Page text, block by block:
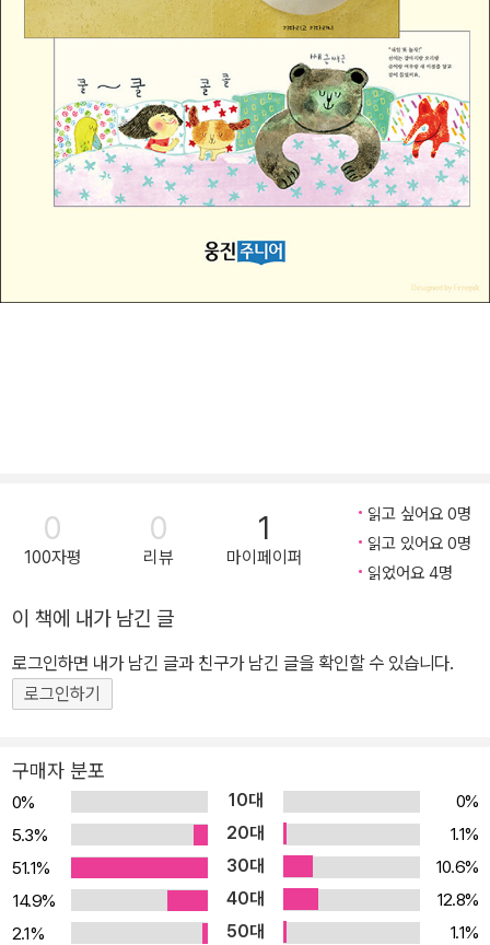
0
100자평
0
리뷰
1
마이페이퍼
읽고 싶어요 0명
읽고 있어요 0명
읽었어요 4명
이 책에 내가 남긴 글
로그인하면 내가 남긴 글과 친구가 남긴 글을 확인할 수 있습니다.
로그인하기
구매자 분포
0% 10대
0%
5.3%
20대
1.1%
51.1%
30대
10.6%
14.9%
40대
12.8%
2.1%
50대
1.1%